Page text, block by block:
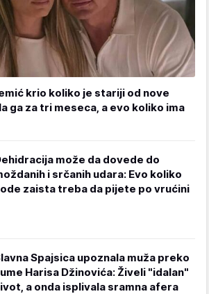
krio koliko je stariji od nove
ga za tri meseca, a evo koliko ima
može da dovede do
i srčanih udara: Evo koliko
zaista treba da pijete po vrućini
Spajsica upoznala muža preko
Harisa Džinovića: Živeli "idalan"
a onda isplivala sramna afera